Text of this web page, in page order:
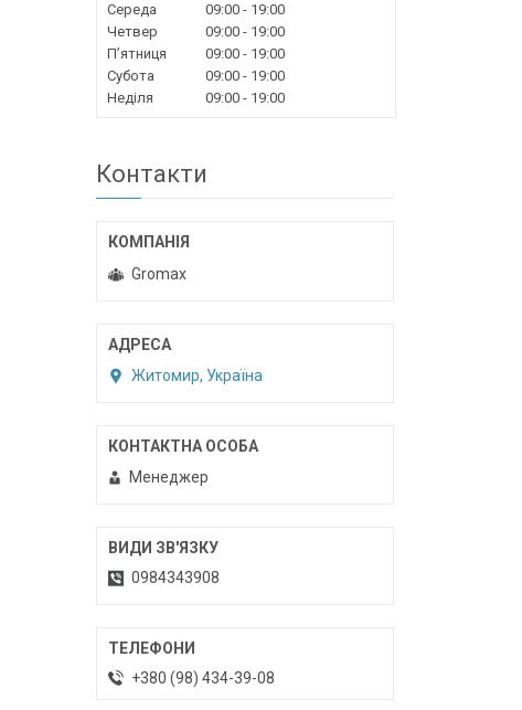
Середа
09:00
19:00
Четвер
09:00
19:00
Пʼятниця
09:00
19:00
Субота
09:00
19:00
Неділя
09:00 19:00
Контакти
Gromax
Житомир, Україна
Менеджер
0984343908
+380 (98) 434-39-08